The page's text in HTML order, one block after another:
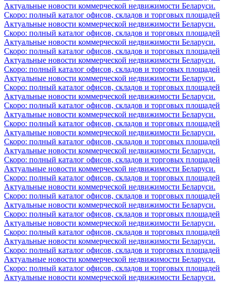
Актуальные новости коммерческой недвижимости Беларуси.
Скоро: полный каталог офисов, складов и торговых площадей
Актуальные новости коммерческой недвижимости Беларуси.
Скоро: полный каталог офисов, складов и торговых площадей
Актуальные новости коммерческой недвижимости Беларуси.
Скоро: полный каталог офисов, складов и торговых площадей
Актуальные новости коммерческой недвижимости Беларуси.
Скоро: полный каталог офисов, складов и торговых площадей
Актуальные новости коммерческой недвижимости Беларуси.
Скоро: полный каталог офисов, складов и торговых площадей
Актуальные новости коммерческой недвижимости Беларуси.
Скоро: полный каталог офисов, складов и торговых площадей
Актуальные новости коммерческой недвижимости Беларуси.
Скоро: полный каталог офисов, складов и торговых площадей
Актуальные новости коммерческой недвижимости Беларуси.
Скоро: полный каталог офисов, складов и торговых площадей
Актуальные новости коммерческой недвижимости Беларуси.
Скоро: полный каталог офисов, складов и торговых площадей
Актуальные новости коммерческой недвижимости Беларуси.
Скоро: полный каталог офисов, складов и торговых площадей
Актуальные новости коммерческой недвижимости Беларуси.
Скоро: полный каталог офисов, складов и торговых площадей
Актуальные новости коммерческой недвижимости Беларуси.
Скоро: полный каталог офисов, складов и торговых площадей
Актуальные новости коммерческой недвижимости Беларуси.
Скоро: полный каталог офисов, складов и торговых площадей
Актуальные новости коммерческой недвижимости Беларуси.
Скоро: полный каталог офисов, складов и торговых площадей
Актуальные новости коммерческой недвижимости Беларуси.
Скоро: полный каталог офисов, складов и торговых площадей
Актуальные новости коммерческой недвижимости Беларуси.